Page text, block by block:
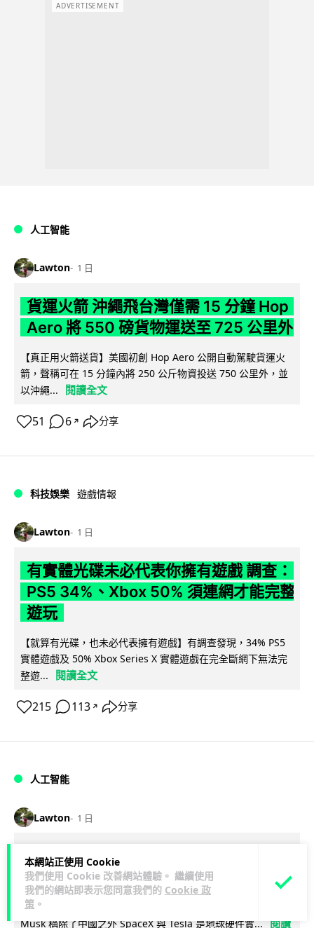
本網站正使用 Cookie
我們使用 Cookie 改善網站體驗。 繼續使用
我們的網站即表示您同意我們的 Cookie 政
策 。
ADVERTISEMENT
人工智能
Lawton 1 日
貨運火箭 沖繩飛台灣僅需 15 分鐘 Hop
Aero 將 550 磅貨物運送至 725 公里外
【真正用火箭送貨】美國初創 Hop Aero 公開自動駕駛貨運火
箭，聲稱可在 15 分鐘內將 250 公斤物資投送 750 公里外，並
以沖繩...
閱讀全文
51 6 ↗ 分享
科技娛樂 遊戲情報
Lawton 1 日
有實體光碟未必代表你擁有遊戲 調查：
PS5 34%、Xbox 50% 須連網才能完整
遊玩
【就算有光碟，也未必代表擁有遊戲】有調查發現，34% PS5
實體遊戲及 50% Xbox Series X 實體遊戲在完全斷網下無法完
整遊...
閱讀全文
215 113 ↗ 分享
人工智能
Lawton 1 日
Elon Musk 稱 SpaceX Tesla 是地球最
強兩間硬件公司 「除了中國之外」
SpaceX 舉行 2026 年第二季度業績電話會議，創辦人 Elon
Musk 稱除了中國之外 SpaceX 與 Tesla 是地球硬件實... 閱讀